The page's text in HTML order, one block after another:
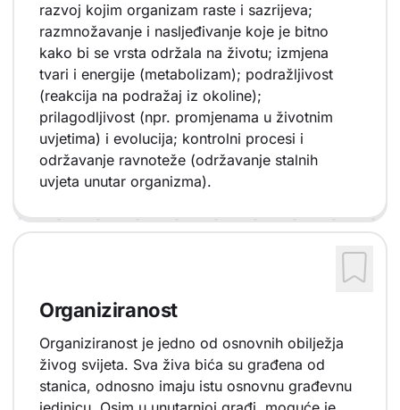
razvoj kojim organizam raste i sazrijeva;
razmnožavanje i nasljeđivanje koje je bitno
kako bi se vrsta održala na životu; izmjena
tvari i energije (metabolizam); podražljivost
(reakcija na podražaj iz okoline);
prilagodljivost (npr. promjenama u životnim
uvjetima) i evolucija; kontrolni procesi i
održavanje ravnoteže (održavanje stalnih
uvjeta unutar organizma).
Organiziranost
Organiziranost je jedno od osnovnih obilježja
živog svijeta. Sva živa bića su građena od
stanica, odnosno imaju istu osnovnu građevnu